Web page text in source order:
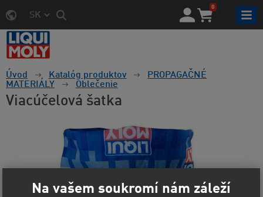
SK
0
Úvod Katalóg produktov
PROPAGAČNÉ
MATERIÁLY
Oblečenie
Viacúčelová šatka
Na vašem soukromí nám záleží